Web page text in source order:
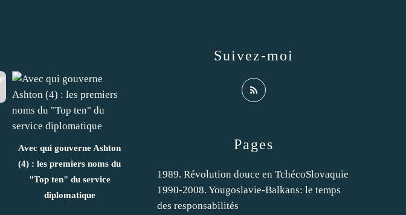
Avec qui gouverne Ashton
(4) : les premiers noms du
"Top ten" du service
diplomatique
Pages
1989. Révolution douce en TchécoSlovaquie
1990-2008. Yougoslavie-Balkans: le temps
des responsabilités
Suivez-moi